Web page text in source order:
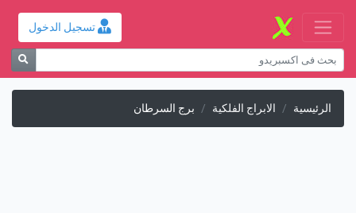
تسجيل الدخول
الرئيسية الابراج الفلكية برج السرطان